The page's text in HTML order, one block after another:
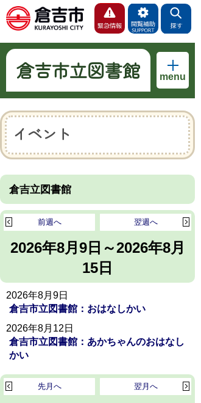
倉吉市立図書館 menu
イベント
倉吉立図書館
2026年8月9日～2026年8月
15日
翌週へ
前週へ
2026年8月9日
倉吉市立図書館：おはなしかい
2026年8月12日
倉吉市立図書館：あかちゃんのおはなし
かい
翌月へ
先月へ